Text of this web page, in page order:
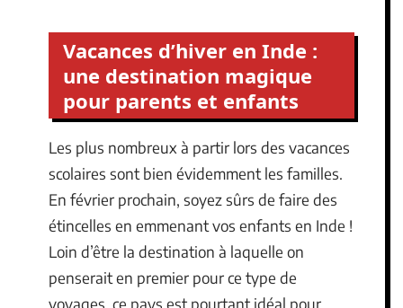
Vacances d’hiver en Inde :
une destination magique
pour parents et enfants
Les plus nombreux à partir lors des vacances
scolaires sont bien évidemment les familles.
En février prochain, soyez sûrs de faire des
étincelles en emmenant vos enfants en Inde !
Loin d’être la destination à laquelle on
penserait en premier pour ce type de
voyages, ce pays est pourtant idéal pour